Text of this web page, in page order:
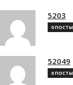
5203
0 ПОСТЫ
52049
0 ПОСТЫ